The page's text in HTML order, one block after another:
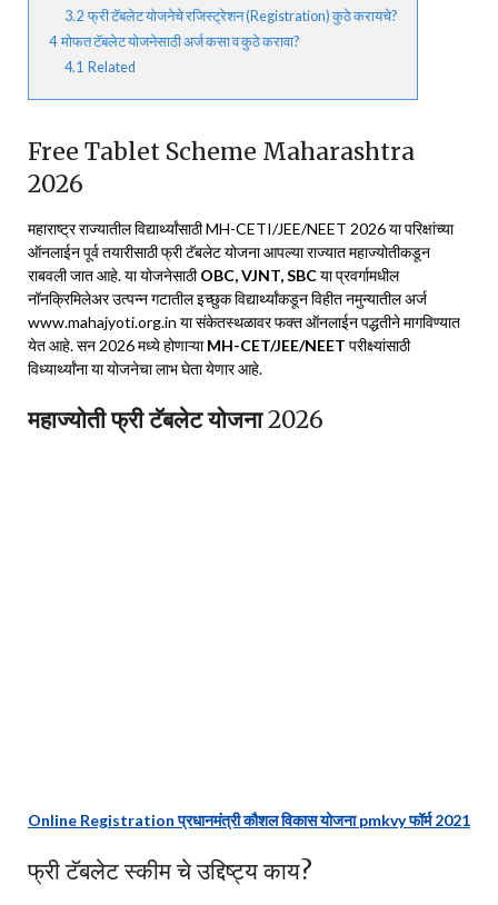
3.2 फ्री टॅबलेट योजनेचे रजिस्ट्रेशन (Registration) कुठे करायचे?
4 मोफत टॅबलेट योजनेसाठी अर्ज कसा व कुठे करावा?
4.1 Related
Free Tablet Scheme Maharashtra
2026
महाराष्ट्र राज्यातील विद्यार्थ्यांसाठी MH-CETI/JEE/NEET 2026 या परिक्षांच्या
ऑनलाईन पूर्व तयारीसाठी फ्री टॅबलेट योजना आपल्या राज्यात महाज्योतीकडून
राबवली जात आहे. या योजनेसाठीOBC, VJNT, SBCया प्रवर्गामधील
नॉनक्रिमिलेअर उत्पन्न गटातील इच्छुक विद्यार्थ्यांकडून विहीत नमुन्यातील अर्ज
www.mahajyoti.org.in या संकेतस्थळावर फक्त ऑनलाईन पद्धतीने मागविण्यात
येत आहे. सन 2026 मध्ये होणाऱ्याMH-CET/JEE/NEET परीक्ष्यांसाठी
विध्यार्थ्यांना या योजनेचा लाभ घेता येणार आहे.
महाज्योती फ्री टॅबलेट योजना2026
Online Registration प्रधानमंत्री कौशल विकास योजना pmkvy फॉर्म 2021
फ्री टॅबलेट स्कीम चे उद्दिष्ट्य काय?